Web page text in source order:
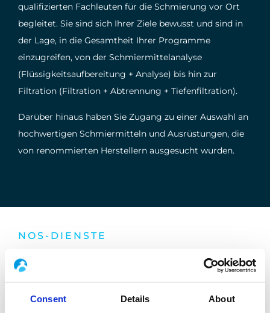
Consent Details About
qualifizierten Fachleuten für die Schmierung vor Ort
begleitet. Sie sind sich Ihrer Ziele bewusst und sind in
der Lage, in die Gesamtheit Ihrer Programme
einzugreifen, von der Schmiermittelanalyse
(Flüssigkeitsaufbereitung + Analyse) bis hin zur
Filtration (Filtration + Abtrennung + Tiefenfiltration).
Darüber hinaus haben Sie Zugang zu einer Auswahl an
hochwertigen Schmiermitteln und Ausrüstungen, die
von renommierten Herstellern ausgesucht wurden.
NOS-DIENSTE
An Ihre Anwendungen angepasste